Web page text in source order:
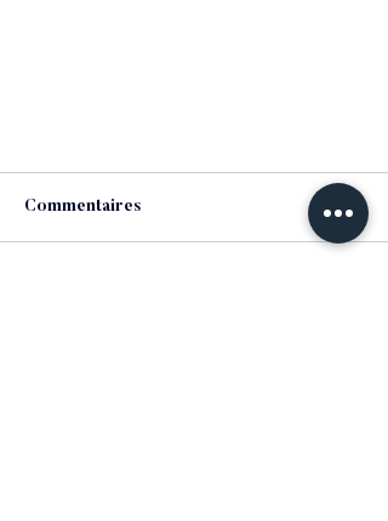
Commentaires